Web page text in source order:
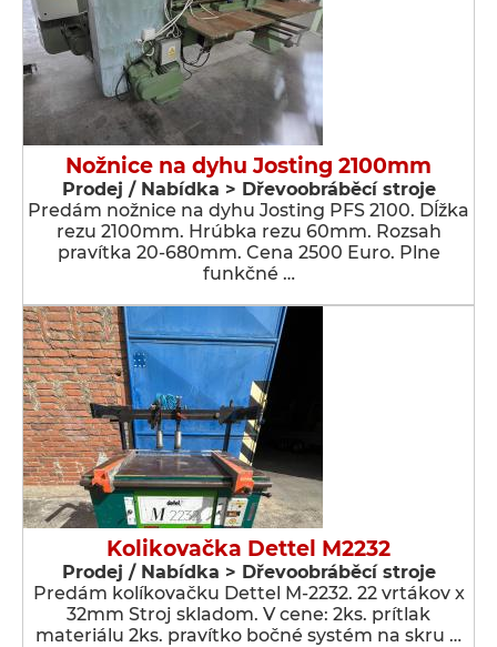
Nožnice na dyhu Josting 2100mm
Prodej / Nabídka > Dřevoobráběcí stroje
Predám nožnice na dyhu Josting PFS 2100. Dĺžka
rezu 2100mm. Hrúbka rezu 60mm. Rozsah
pravítka 20-680mm. Cena 2500 Euro. Plne
funkčné …
Kolikovačka Dettel M2232
Prodej / Nabídka > Dřevoobráběcí stroje
Predám kolíkovačku Dettel M-2232. 22 vrtákov x
32mm Stroj skladom. V cene: 2ks. prítlak
materiálu 2ks. pravítko bočné systém na skru …